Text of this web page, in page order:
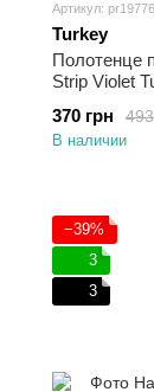
Артикул: pr19776
Turkey
Полотенце
Strip Violet
370 грн
В наличии
−39%
3
3